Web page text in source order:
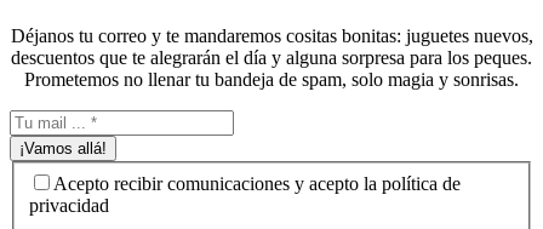
Déjanos tu correo y te mandaremos cositas bonitas: juguetes nuevos,
descuentos que te alegrarán el día y alguna sorpresa para los peques.
Prometemos no llenar tu bandeja de spam, solo magia y sonrisas.
¡Vamos allá!
Acepto recibir comunicaciones y acepto la política de
privacidad